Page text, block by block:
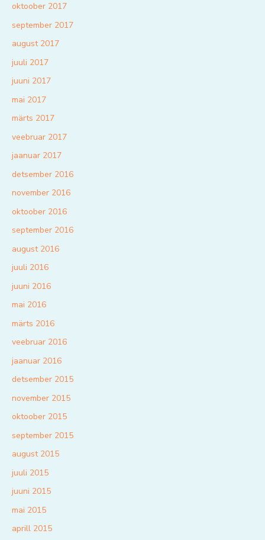
oktoober 2017
september 2017
august 2017
juuli 2017
juuni 2017
mai 2017
märts 2017
veebruar 2017
jaanuar 2017
detsember 2016
november 2016
oktoober 2016
september 2016
august 2016
juuli 2016
juuni 2016
mai 2016
märts 2016
veebruar 2016
jaanuar 2016
detsember 2015
november 2015
oktoober 2015
september 2015
august 2015
juuli 2015
juuni 2015
mai 2015
aprill 2015